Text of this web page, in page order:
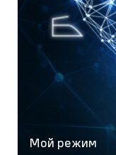
Мой режим